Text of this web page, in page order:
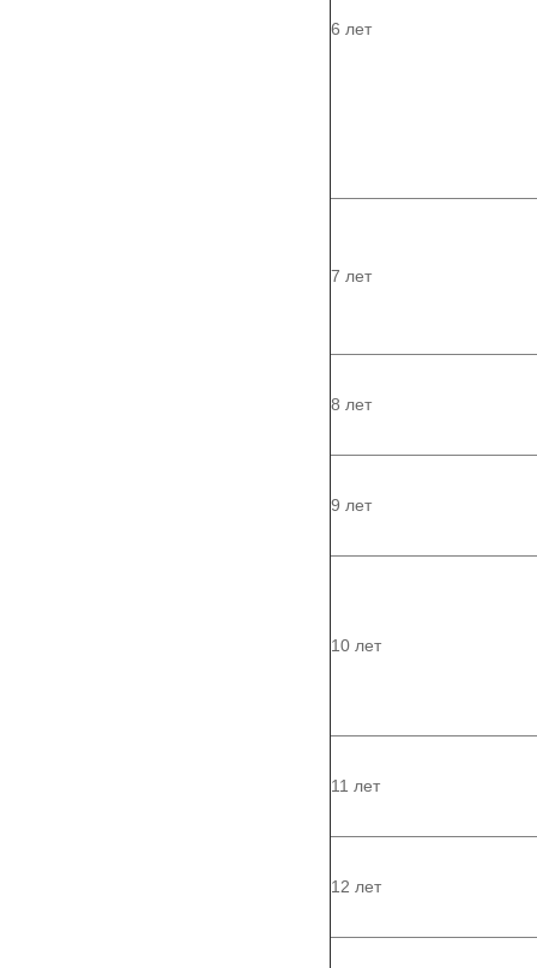
6 лет
7 лет
8 лет
9 лет
10 лет
11 лет
12 лет